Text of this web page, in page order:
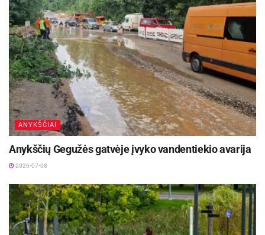
ANYKŠČIAI
Anykščių Gegužės gatvėje įvyko vandentiekio avarija
2026-07-08